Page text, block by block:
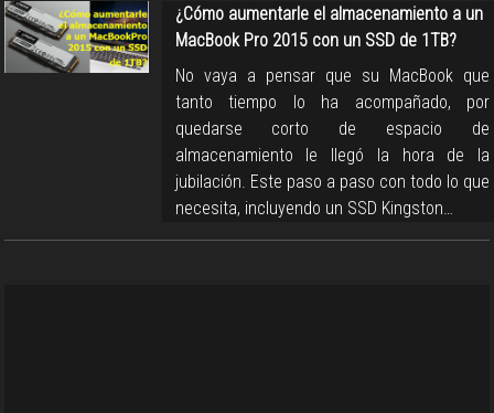
¿Cómo aumentarle el almacenamiento a un
MacBook Pro 2015 con un SSD de 1TB?
No vaya a pensar que su MacBook que
tanto tiempo lo ha acompañado, por
quedarse corto de espacio de
almacenamiento le llegó la hora de la
jubilación. Este paso a paso con todo lo que
necesita, incluyendo un SSD Kingston…